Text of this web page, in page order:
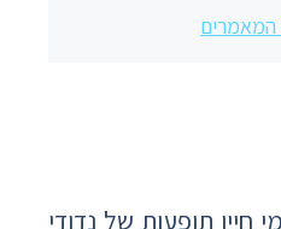
המאמרים
חייו תופעות של נדודי